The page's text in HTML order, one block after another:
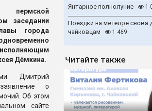
пермской
заседании
города
Дёмкина.
Дмитрий
о
Об этом
сайте
Янтарное полнолуние 1
Поездки на метеоре снова
чайковцам
1 469
Читайте также